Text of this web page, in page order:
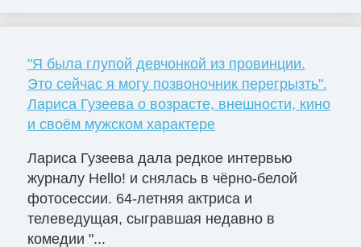
"Я была глупой девчонкой из провинции.
Это сейчас я могу позвоночник перегрызть".
Лариса Гузеева о возрасте, внешности, кино
и своём мужском характере
Лариса Гузеева дала редкое интервью
журналу Hello! и снялась в чёрно-белой
фотосессии. 64-летняя актриса и
телеведущая, сыгравшая недавно в
комедии "...